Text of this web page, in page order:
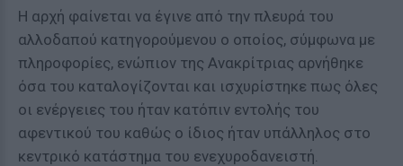
Η αρχή φαίνεται να έγινε από την πλευρά του
αλλοδαπού κατηγορούμενου ο οποίος, σύμφωνα με
πληροφορίες, ενώπιον της Ανακρίτριας αρνήθηκε
όσα του καταλογίζονται και ισχυρίστηκε πως όλες
οι ενέργειες του ήταν κατόπιν εντολής του
αφεντικού του καθώς ο ίδιος ήταν υπάλληλος στο
κεντρικό κατάστημα του ενεχυροδανειστή.